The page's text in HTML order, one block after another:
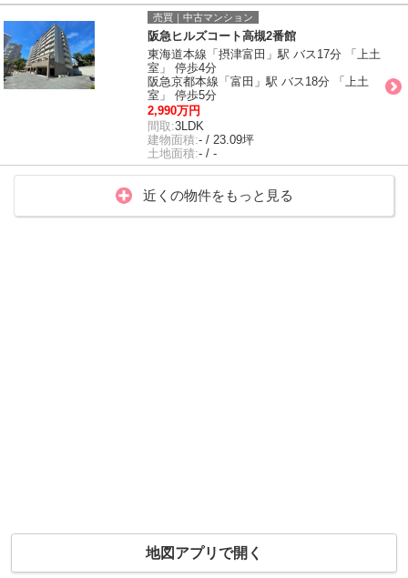
売買｜中古マンション
阪急ヒルズコート高槻2番館
東海道本線「摂津富田」駅 バス17分 「上土
室」 停歩4分
阪急京都本線「富田」駅 バス18分 「上土
室」 停歩5分
2,990万円
間取:3LDK
建物面積:- / 23.09坪
土地面積:- / -
近くの物件をもっと見る
地図アプリで開く